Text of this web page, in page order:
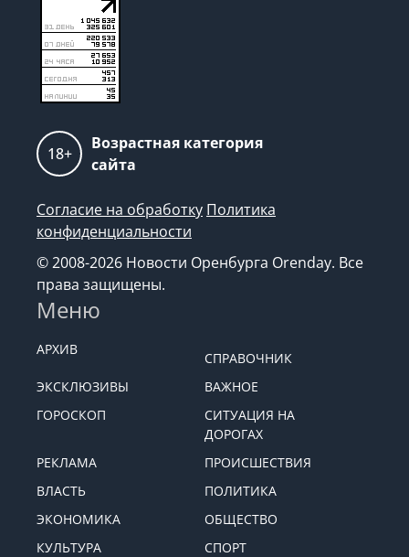
18+
Возрастная категория
сайта
Согласие на обработку Политика
конфиденциальности
© 2008-2026 Новости Оренбурга Orenday. Все
права защищены.
Меню
АРХИВ
СПРАВОЧНИК
ЭКСКЛЮЗИВЫ
ВАЖНОЕ
ГОРОСКОП
СИТУАЦИЯ НА
ДОРОГАХ
РЕКЛАМА
ПРОИСШЕСТВИЯ
ВЛАСТЬ
ПОЛИТИКА
ЭКОНОМИКА
ОБЩЕСТВО
КУЛЬТУРА
СПОРТ